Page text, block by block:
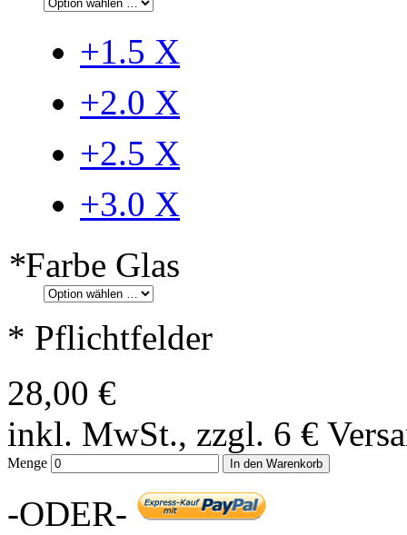
+1.5 X
+2.0 X
+2.5 X
+3.0 X
*Farbe Glas
* Pflichtfelder
28,00 €
inkl. MwSt., zzgl. 6 €
Menge In den Warenkorb
-ODER-